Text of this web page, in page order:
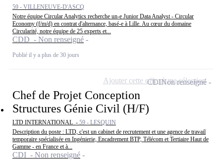
59 - VILLENEUVE-D'ASCQ
Notre équipe Circular Analytics recherche un-e Junior Data Analyst - Circular
Economy (f/m/d) en contrat d'alternance, basé-e à Lille. Au cœur du domaine
Circularité, notre équipe de 25 experts et...
CDD - Non renseigné
Publié il y a plus de 30 jours
Chef de Projet Conception
Structures Génie Civil (H/F)
LTD INTERNATIONAL - 59 - LESQUIN
Description du poste : LTD, c'est un cabinet de recrutement et une agence de travail
temporaire spécialisée en Ingénierie, Encadrement BTP, Télécom et Tertiaire Haut de
Gamme - en France et à...
CDI - Non renseigné
CDINon renseigné
Ajouter cette offre à ma sélection